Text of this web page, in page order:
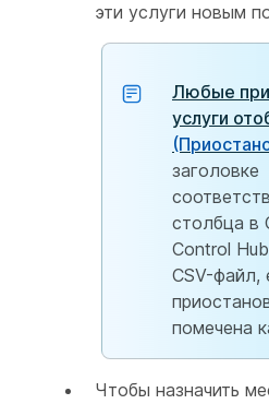
эти услуги новым
Любые
услуги
заголовке
столбца в
Control
CSV-файл,
помечена
Чтобы назначить